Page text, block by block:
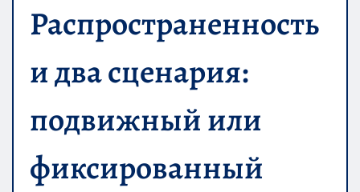
Распространенность
и два сценария:
подвижный или
фиксированный